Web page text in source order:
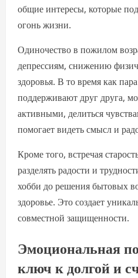
общие интересы, которые
огонь жизни.
Одиночество в пожилом
депрессиям, снижению
здоровья. В то время как
поддерживают друг друга,
активными, делиться
помогает видеть смысл и
Кроме того, встречая
разделять радости и
хобби до решения бытовых
здоровье. Это создает
совместной защищенности.
Эмоциональная
ключ к долгой и